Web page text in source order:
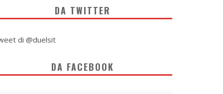
DA TWITTER
di @duelsit
DA FACEBOOK